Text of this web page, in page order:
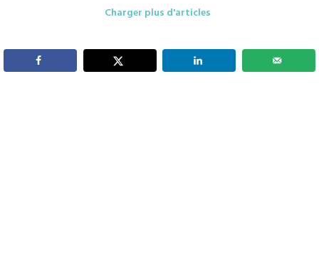
Charger plus d'articles